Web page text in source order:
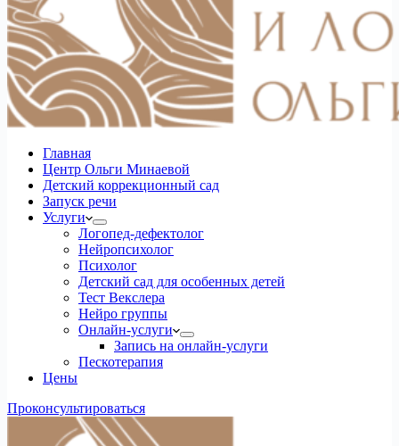
Главная
Центр Ольги Минаевой
Детский коррекционный сад
Запуск речи
Услуги
Логопед-дефектолог
Нейропсихолог
Психолог
Детский сад для особенных детей
Тест Векслера
Нейро группы
Онлайн-услуги
Запись на онлайн-услуги
Пескотерапия
Цены
Проконсультироваться